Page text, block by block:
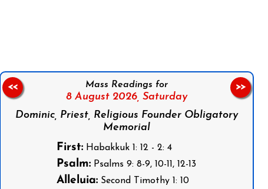
Mass Readings for
8 August 2026, Saturday
Dominic, Priest, Religious Founder Obligatory
Memorial
First: Habakkuk 1: 12 - 2: 4
Psalm: Psalms 9: 8-9, 10-11, 12-13
Alleluia: Second Timothy 1: 10
<< >>